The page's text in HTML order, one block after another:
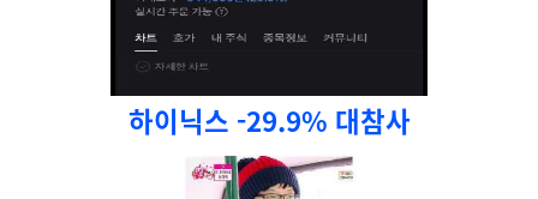
하이닉스 -29.9% 대참사